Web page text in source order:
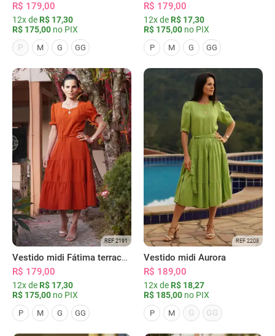
R$ 179,00
12x de R$ 17,30
R$ 175,00 no PIX
P
M G GG
R$ 179,00
12x de R$ 17,30
R$ 175,00 no PIX
P M G GG
REF 2191
Vestido midi Fátima terracota
R$ 179,00
12x de R$ 17,30
R$ 175,00 no PIX
P M G GG
REF 2208
Vestido midi Aurora
R$ 189,00
12x de R$ 18,27
R$ 185,00 no PIX
P M G GG